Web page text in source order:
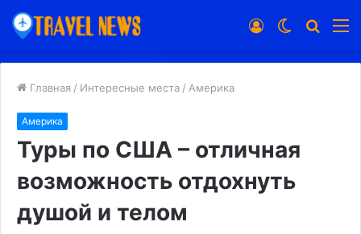
Switch
Войти
Главная / Интересные места / Америка
Америка
Туры по США – отличная
возможность отдохнуть
душой и телом